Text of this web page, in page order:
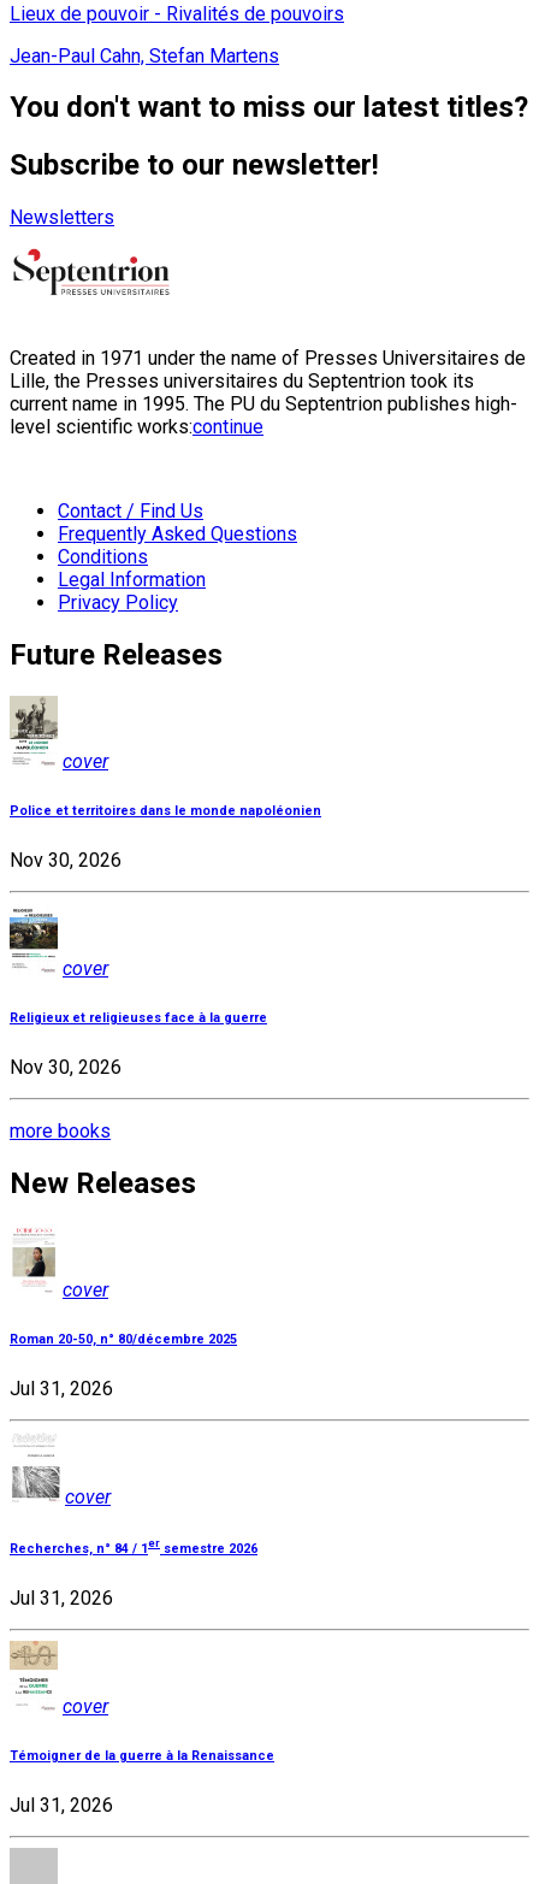
Lieux de pouvoir - Rivalités de pouvoirs
Jean-Paul Cahn, Stefan Martens
You don't want to miss our latest titles?
Subscribe to our newsletter!
Newsletters
Created in 1971 under the name of Presses Universitaires de
Lille, the Presses universitaires du Septentrion took its
current name in 1995. The PU du Septentrion publishes high-
level scientific works:continue
Contact / Find Us
Frequently Asked Questions
Conditions
Legal Information
Privacy Policy
Future Releases
cover
Police et territoires dans le monde napoléonien
Nov 30, 2026
cover
Religieux et religieuses face à la guerre
Nov 30, 2026
more books
New Releases
cover
Roman 20-50, n° 80/décembre 2025
Jul 31, 2026
cover
Recherches, n° 84 / 1 er semestre 2026
Jul 31, 2026
cover
Témoigner de la guerre à la Renaissance
Jul 31, 2026